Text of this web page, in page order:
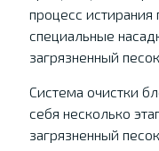
процесс истирания
специальные
загрязненный
Система очистки
себя несколько
загрязненный